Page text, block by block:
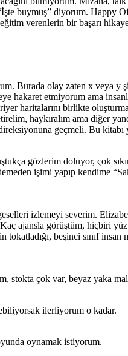
buymuş” diyorum.
verenlerin bir başarı
olay zaten x veya y
hakaret etmiyorum ama
haritalarını birlikte
haykıralım ama diğer
geçmeli. Bu kitabı
gözlerim doluyor, çok
işimi yapıp kendime
izlemeyi severim.
ajansla görüştüm, hiçbiri
beşinci sınıf insan
stokta çok var, beyaz yaka
ilerliyorum o kadar.
oynamak istiyorum.